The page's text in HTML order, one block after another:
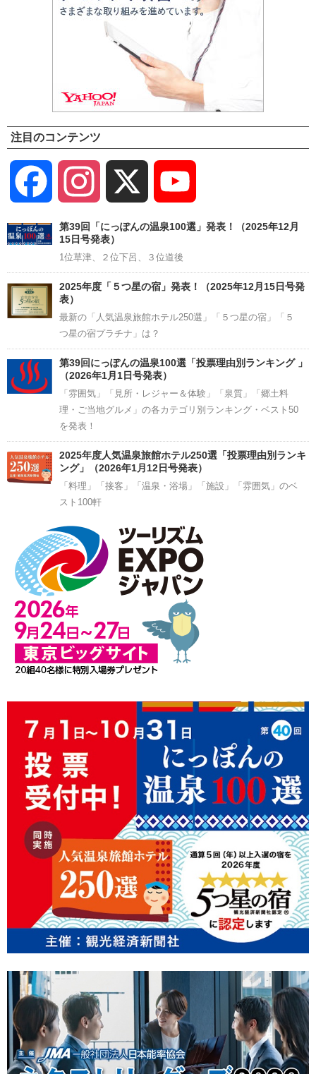
注目のコンテンツ
Facebook Instagram
Channel
第39回「にっぽんの温泉100選」発表！（2025年12月
15日号発表）
1位草津、２位下呂、３位道後
2025年度「５つ星の宿」発表！（2025年12月15日号発
表）
最新の「人気温泉旅館ホテル250選」「５つ星の宿」「５
つ星の宿プラチナ」は？
第39回にっぽんの温泉100選「投票理由別ランキング 」
（2026年1月1日号発表）
「雰囲気」「見所・レジャー＆体験」「泉質」「郷土料
理・ご当地グルメ」の各カテゴリ別ランキング・ベスト50
を発表！
2025年度人気温泉旅館ホテル250選「投票理由別ランキ
ング」（2026年1月12日号発表）
「料理」「接客」「温泉・浴場」「施設」「雰囲気」のベ
スト100軒